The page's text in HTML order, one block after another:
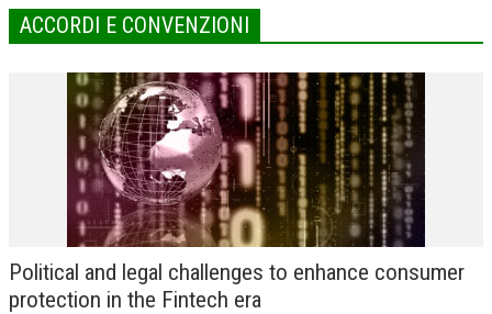
MARKETING
RISK MANAGEMENT
SVILUPPO SOSTENIBILE
PERSONA E CITTÀ
L’UMANISTA
DIRITTO PENALE D’IMPRESA
ACCORDI E CONVENZIONI
Political and legal challenges to enhance consumer
protection in the Fintech era